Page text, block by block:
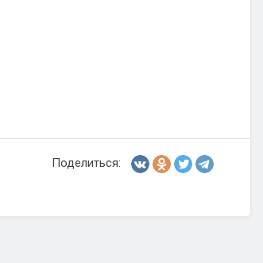
Поделиться: